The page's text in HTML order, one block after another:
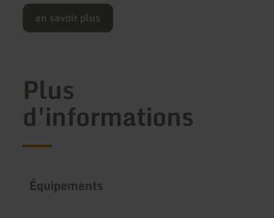
en savoir plus
Plus
d'informations
Équipements